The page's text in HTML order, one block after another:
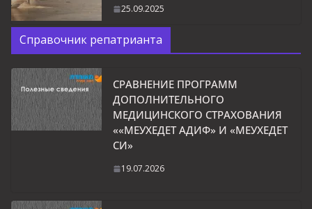
25.09.2025
Справочник репатрианта
СРАВНЕНИЕ ПРОГРАММ
ДОПОЛНИТЕЛЬНОГО
МЕДИЦИНСКОГО СТРАХОВАНИЯ
««МЕУХЕДЕТ АДИФ» И «МЕУХЕДЕТ
СИ»
19.07.2026